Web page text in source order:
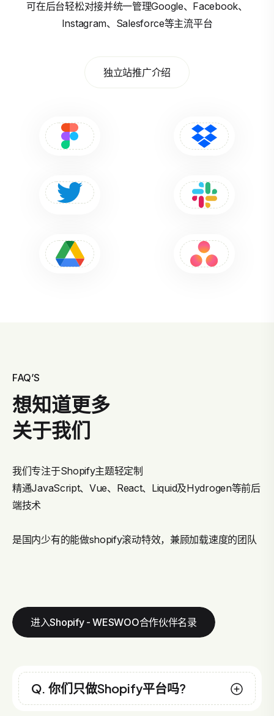
可在后台轻松对接并统一管理Google、Facebook、
Instagram、Salesforce等主流平台
独立站推广介绍
FAQ’S
想知道更多
关于我们
我们专注于Shopify主题轻定制
精通JavaScript、Vue、React、Liquid及Hydrogen等前后
端技术
是国内少有的能做shopify滚动特效，兼顾加载速度的团队
进入Shopify - WESWOO合作伙伴名录
Q. 你们只做Shopify平台吗?